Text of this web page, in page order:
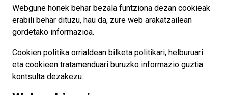
Webgune honek behar bezala funtziona dezan cookieak
erabili behar dituzu, hau da, zure web arakatzailean
gordetako informazioa.
Cookien politika orrialdean bilketa politikari, helburuari
eta cookieen tratamenduari buruzko informazio guztia
kontsulta dezakezu.